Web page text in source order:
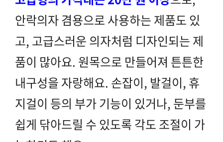
안락의자 겸용으로 사용하는 제품도 있
고, 고급스러운 의자처럼 디자인되는 제
품이 많아요. 원목으로 만들어져 튼튼한
내구성을 자랑해요. 손잡이, 발걸이, 휴
지걸이 등의 부가 기능이 있거나, 둔부를
쉽게 닦아드릴 수 있도록 각도 조절이 가